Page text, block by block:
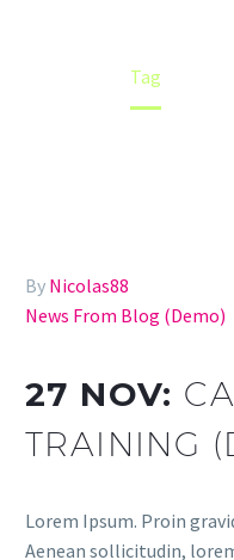
Tag
By Nicolas88
News From Blog (Demo)
27 NOV:
TRAINING
Lorem Ipsum. Proin
Aenean sollicitudin,